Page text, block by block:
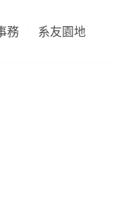
務 系友園地